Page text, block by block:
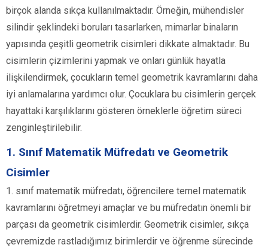
birçok alanda sıkça kullanılmaktadır. Örneğin, mühendisler
silindir şeklindeki boruları tasarlarken, mimarlar binaların
yapısında çeşitli geometrik cisimleri dikkate almaktadır. Bu
cisimlerin çizimlerini yapmak ve onları günlük hayatla
ilişkilendirmek, çocukların temel geometrik kavramlarını daha
iyi anlamalarına yardımcı olur. Çocuklara bu cisimlerin gerçek
hayattaki karşılıklarını gösteren örneklerle öğretim süreci
zenginleştirilebilir.
1. Sınıf Matematik Müfredatı ve Geometrik
Cisimler
1. sınıf matematik müfredatı, öğrencilere temel matematik
kavramlarını öğretmeyi amaçlar ve bu müfredatın önemli bir
parçası da geometrik cisimlerdir. Geometrik cisimler, sıkça
çevremizde rastladığımız birimlerdir ve öğrenme sürecinde